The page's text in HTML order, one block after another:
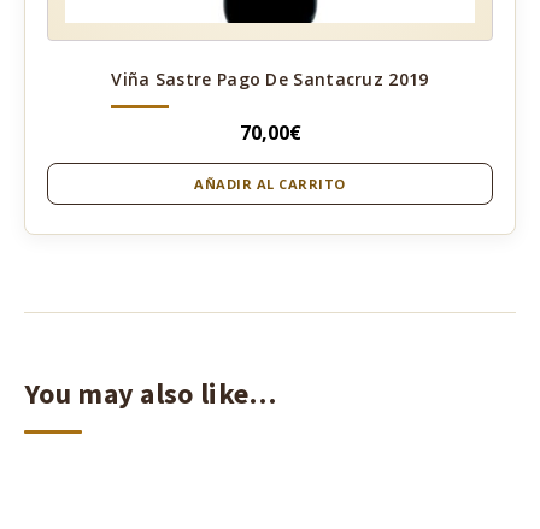
Viña Sastre Pago De Santacruz 2019
70,00€
AÑADIR AL CARRITO
You may also like…